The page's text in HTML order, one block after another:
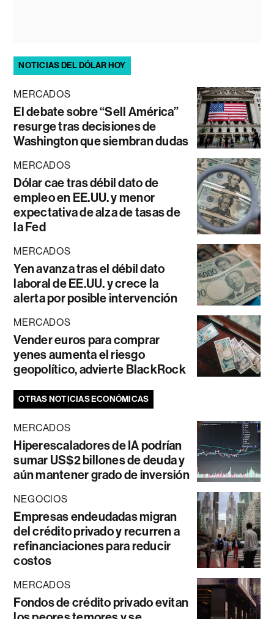
NOTICIAS DEL DÓLAR HOY
MERCADOS
El debate sobre “Sell América”
resurge tras decisiones de
Washington que siembran dudas
MERCADOS
Dólar cae tras débil dato de
empleo en EE.UU. y menor
expectativa de alza de tasas de
la Fed
MERCADOS
Yen avanza tras el débil dato
laboral de EE.UU. y crece la
alerta por posible intervención
MERCADOS
Vender euros para comprar
yenes aumenta el riesgo
geopolítico, advierte BlackRock
OTRAS NOTICIAS ECONÓMICAS
MERCADOS
Hiperescaladores de IA podrían
sumar US$2 billones de deuda y
aún mantener grado de inversión
NEGOCIOS
Empresas endeudadas migran
del crédito privado y recurren a
refinanciaciones para reducir
costos
MERCADOS
Fondos de crédito privado evitan